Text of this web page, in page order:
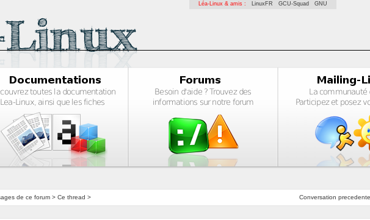
Léa-Linux & amis : LinuxFR GCU-Squad GNU
Conversation precedente
de ce forum> Ce thread >